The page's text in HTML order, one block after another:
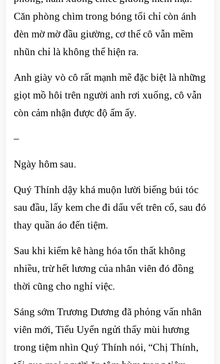
Căn phòng chìm trong bóng tối chỉ còn ánh
đèn mờ mờ đầu giường, cơ thể cô vẫn mềm
nhũn chỉ là không thể hiện ra.
Anh giày vò cô rất mạnh mẽ đặc biệt là những
giọt mồ hôi trên người anh rơi xuống, cô vẫn
còn cảm nhận được độ ấm ấy.
–
Ngày hôm sau.
Quý Thính dậy khá muộn lười biếng búi tóc
sau đầu, lấy kem che đi dấu vết trên cổ, sau đó
thay quần áo đến tiệm.
Sau khi kiểm kê hàng hóa tổn thất không
nhiều, trừ hết lương của nhân viên đó đồng
thời cũng cho nghỉ việc.
Sáng sớm Trương Dương đã phỏng vấn nhân
viên mới, Tiểu Uyển ngửi thấy mùi hương
trong tiệm nhìn Quý Thính nói, “Chị Thính,